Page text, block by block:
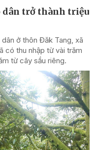
dân trở thành triệu
ở thôn Đăk Tang, xã
có thu nhập từ vài trăm
từ cây sầu riêng.